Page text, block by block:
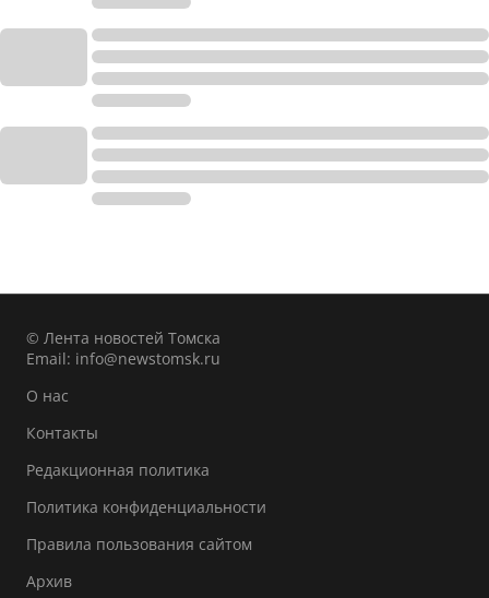
© Лента новостей Томска
Email: info@newstomsk.ru
О нас
Контакты
Редакционная политика
Политика конфиденциальности
Правила пользования сайтом
Архив